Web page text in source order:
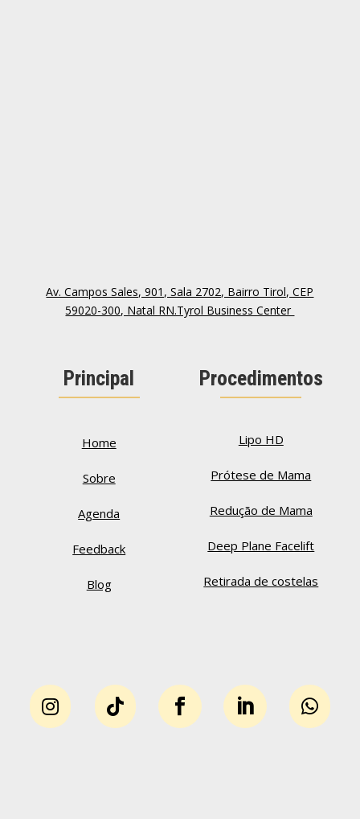
Av. Campos Sales, 901, Sala 2702, Bairro Tirol, CEP
59020-300, Natal RN.Tyrol Business Center
Principal
Home
Sobre
Agenda
Feedback
Blog
Procedimentos
Lipo HD
Prótese de Mama
Redução de Mama
Deep Plane Facelift
Retirada de costelas
    